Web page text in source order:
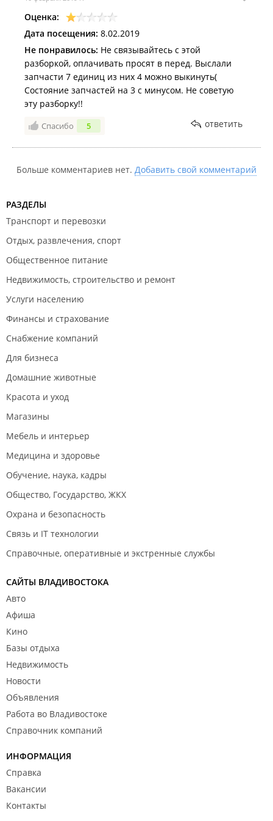
Приморская д. 8в, стр. 2 однозначно рекомендую.
Получила чистный мото с чистым ПТС по хорошей
цене
Оценка:
Дата посещения: 8.02.2019
Не понравилось: Не связывайтесь с этой
разборкой, оплачивать просят в перед. Выслали
запчасти 7 единиц из них 4 можно выкинуть(
Состояние запчастей на 3 с минусом. Не советую
эту разборку!!
Спасибо 5 ответить
Больше комментариев нет. Добавить свой комментарий
РАЗДЕЛЫ
Транспорт и перевозки
Отдых, развлечения, спорт
Общественное питание
Недвижимость, строительство и ремонт
Услуги населению
Финансы и страхование
Снабжение компаний
Для бизнеса
Домашние животные
Красота и уход
Магазины
Мебель и интерьер
Медицина и здоровье
Обучение, наука, кадры
Общество, Государство, ЖКХ
Охрана и безопасность
Связь и IT технологии
Справочные, оперативные и экстренные службы
САЙТЫ ВЛАДИВОСТОКА
Авто
Афиша
Кино
Базы отдыха
Недвижимость
Новости
Объявления
Работа во Владивостоке
Справочник компаний
ИНФОРМАЦИЯ
Справка
Вакансии
Контакты